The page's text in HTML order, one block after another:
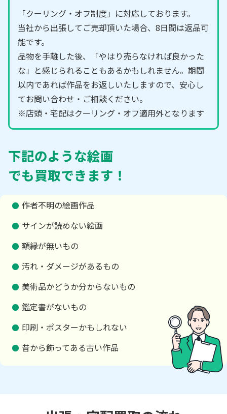
「クーリング・オフ制度」に対応しております。
当社から出張してご売却頂いた場合、8日間は返品可
能です。
品物を手離した後、「やはり売らなければ良かった
な」と感じられることもあるかもしれません。期間
以内であれば作品をお返しいたしますので、安心し
てお問い合わせ・ご相談ください。
※店頭・宅配はクーリング・オフ適用外となります
下記のような絵画
でも買取できます！
作者不明の絵画作品
サインが読めない絵画
額縁が無いもの
汚れ・ダメージがあるもの
美術品かどうか分からないもの
鑑定書がないもの
印刷・ポスターかもしれない
昔から飾ってある古い作品